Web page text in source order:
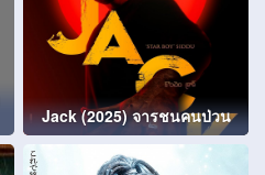
Jack (2025) จารชนคนป่วน